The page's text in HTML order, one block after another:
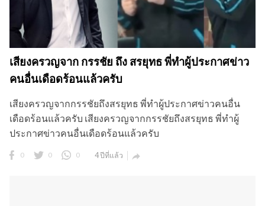
เสียงครวญจาก กรรชัย ถึง สรยุทธ พี่ทำผู้ประกาศข่าว
คนอื่นเดือดร้อนแล้วครับ
เสียงครวญจากกรรชัยถึงสรยุทธ พี่ทำผู้ประกาศข่าวคนอื่น
เดือดร้อนแล้วครับ เสียงครวญจากกรรชัยถึงสรยุทธ พี่ทำผู้
ประกาศข่าวคนอื่นเดือดร้อนแล้วครับ
0 0 0 4 ปีที่แล้ว 